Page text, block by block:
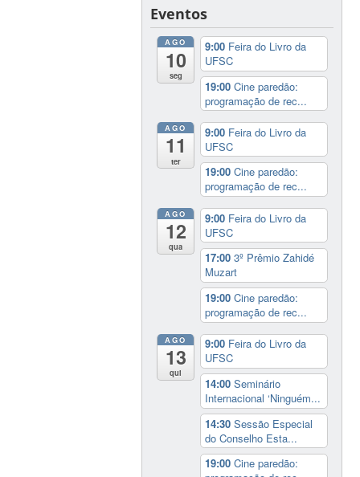
Eventos
AGO
10
seg
9:00 Feira do Livro da
UFSC
19:00Cine paredão:
programação de rec...
AGO
11
ter
9:00 Feira do Livro da
UFSC
19:00Cine paredão:
programação de rec...
AGO
12
qua
9:00 Feira do Livro da
UFSC
17:003º Prêmio Zahidé
Muzart
19:00Cine paredão:
programação de rec...
AGO
13
qui
9:00 Feira do Livro da
UFSC
14:00Seminário
Internacional ‘Ninguém...
14:30Sessão Especial
do Conselho Esta...
19:00Cine paredão: